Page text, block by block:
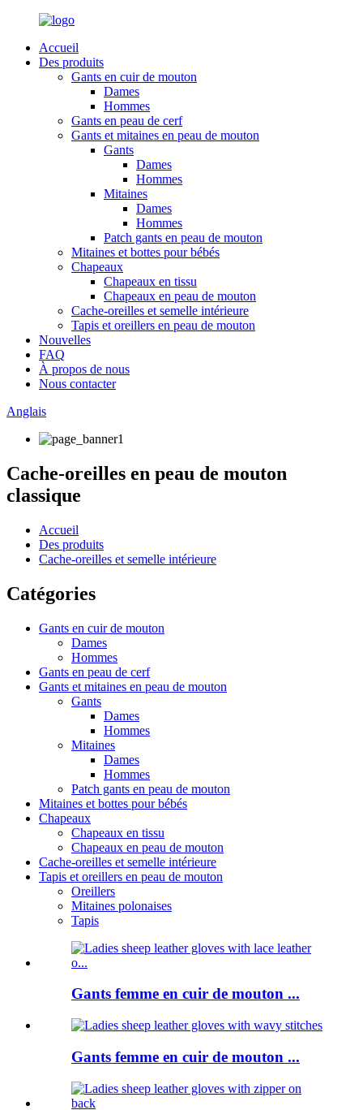
Accueil
Des produits
Gants en cuir de mouton
Dames
Hommes
Gants en peau de cerf
Gants et mitaines en peau de mouton
Gants
Dames
Hommes
Mitaines
Dames
Hommes
Patch gants en peau de mouton
Mitaines et bottes pour bébés
Chapeaux
Chapeaux en tissu
Chapeaux en peau de mouton
Cache-oreilles et semelle intérieure
Tapis et oreillers en peau de mouton
Nouvelles
FAQ
À propos de nous
Nous contacter
Anglais
Cache-oreilles en peau de mouton
classique
Accueil
Des produits
Cache-oreilles et semelle intérieure
Catégories
Gants en cuir de mouton
Dames
Hommes
Gants en peau de cerf
Gants et mitaines en peau de mouton
Gants
Dames
Hommes
Mitaines
Dames
Hommes
Patch gants en peau de mouton
Mitaines et bottes pour bébés
Chapeaux
Chapeaux en tissu
Chapeaux en peau de mouton
Cache-oreilles et semelle intérieure
Tapis et oreillers en peau de mouton
Oreillers
Mitaines polonaises
Tapis
Gants femme en cuir de mouton ...
Gants femme en cuir de mouton ...